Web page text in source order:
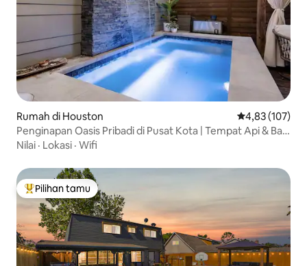
Rumah di Houston Nilai rata-rata
4,83 (107)
Penginapan Oasis Pribadi di Pusat Kota | Tempat Api & Bak
Mandi Air Panas
Nilai · Lokasi · Wifi
Pilihan tamu terpopuler
Pilihan tamu